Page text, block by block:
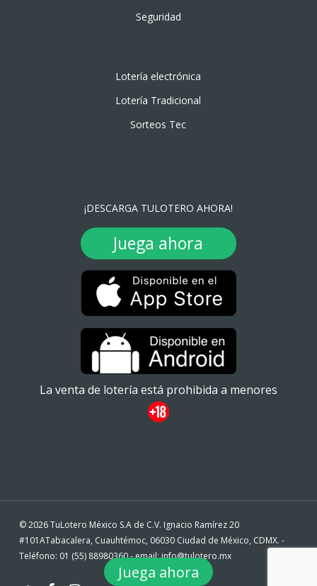
Seguridad
Lotería electrónica
Lotería Tradicional
Sorteos Tec
¡DESCARGA TULOTERO AHORA!
Juega ahora
La venta de lotería está prohibida a menores
© 2026 TuLotero México S.A de C.V. Ignacio Ramírez 20
#101ATabacalera, Cuauhtémoc, 06030 Ciudad de México, CDMX. -
Teléfono: 01 (55) 88980360 - email: info@tulotero.mx
Juega ahora